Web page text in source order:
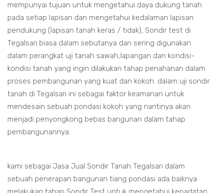
mempunyai tujuan untuk mengetahui daya dukung tanah
pada setiap lapisan dan mengetahui kedalaman lapisan
pendukung (lapisan tanah keras / tidak), Sondir test di
Tegalsari biasa dalam sebutanya dan sering digunakan
dalam perangkat uji tanah sawah,lapangan dan kondisi-
kondisi tanah yang ingin dilakukan tahap penahanan dalam
proses pembangunan yang kuat dan kokoh. dalam uji sondir
tanah di Tegalsari ini sebagai faktor keamanan untuk
mendesain sebuah pondasi kokoh yang nantinya akan
menjadi penyongkong bebas bangunan dalam tahap
pembangunannya.
kami sebagai Jasa Jual Sondir Tanah Tegalsari dalam
sebuah penerapan bangunan tiang pondasi ada baiknya